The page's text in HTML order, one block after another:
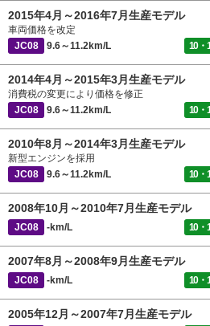
2015年4月～2016年7月生産モデル
車両価格を改定
JC08
9.6～11.2km/L 10・
2014年4月～2015年3月生産モデル
消費税の変更により価格を修正
JC08
9.6～11.2km/L 10・
2010年8月～2014年3月生産モデル
新型エンジンを採用
JC08
9.6～11.2km/L 10・
2008年10月～2010年7月生産モデル
JC08 -km/L 10・
2007年8月～2008年9月生産モデル
JC08 -km/L 10・
2005年12月～2007年7月生産モデル